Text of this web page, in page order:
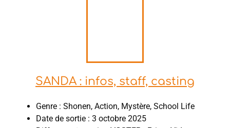
SANDA : infos, staff, casting
Genre : Shonen, Action, Mystère, School Life
Date de sortie : 3 octobre 2025